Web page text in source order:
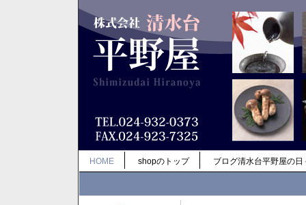
HOME shopのトップ ブログ清水台平野屋の日